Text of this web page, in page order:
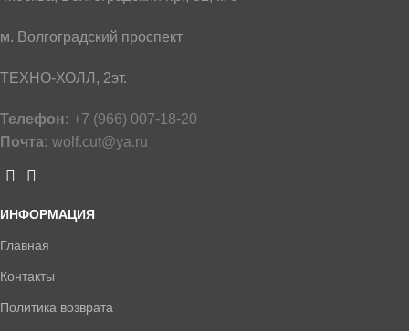
м. Волгоградский проспект
ТЕХНО-ХОЛЛ, 2эт.
Телефон: +7 (966) 007-18-20
Почта: wolf.cut@ya.ru
ИНФОРМАЦИЯ
Главная
Контакты
Политика возврата